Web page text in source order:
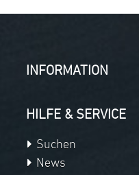
INFORMATION
HILFE & SERVICE
Suchen
News